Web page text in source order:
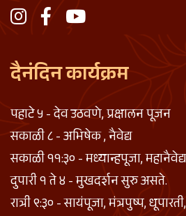
दैनंदिन कार्यक्रम
पहाटे ५ - देव उठवणे, प्रक्षालन पूजन
सकाळी ८ - अभिषेक , नैवेद्य
सकाळी ११:३० - मध्यान्हपूजा, महानैवेद्य
दुपारी १ ते ४ - मुखदर्शन सुरु असते.
रात्री ९:३० - सायंपूजा, मंत्रपुष्प,